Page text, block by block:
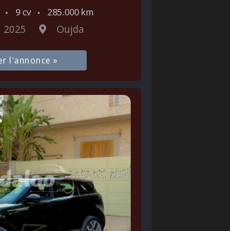
9 cv 285.000 km
2025 Oujda
l'annonce »